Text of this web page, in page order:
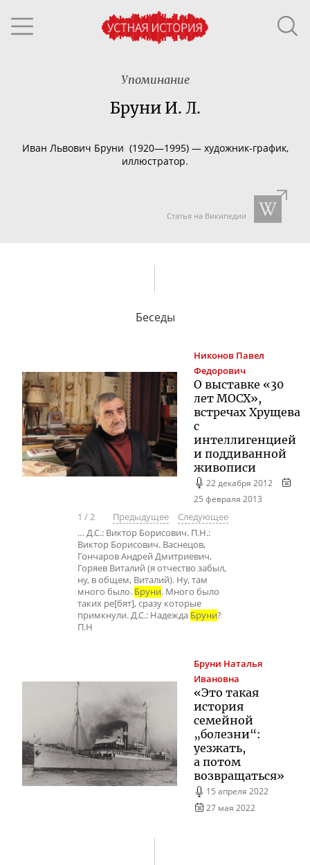
Упоминание
Бруни И. Л.
Иван Львович Бруни (1920—1995) — художник-график,
иллюстратор.
Статья на Википедии
Беседы
Никонов Павел
Федорович
О выставке «30
лет МОСХ»,
встречах Хрущева
с
интеллигенцией
и поддиванной
живописи
22 декабря 2012
25 февраля 2013
1 /2 Предыдущее
Следующее
… Д.С.: Виктор Борисович. П.Н.:
Виктор Борисович. Васнецов,
Гончаров Андрей Дмитриевич,
Горяев Виталий (я отчество забыл,
ну, в общем, Виталий). Ну, там
много было. Бруни. Много было
таких ре[бят], сразу которые
примкнули. Д.С.: Надежда Бруни?
П.Н
Бруни Наталья
Ивановна
«Это такая
история
семейной
„болезни“:
уезжать,
а потом
возвращаться»
15 апреля 2022
27 мая 2022